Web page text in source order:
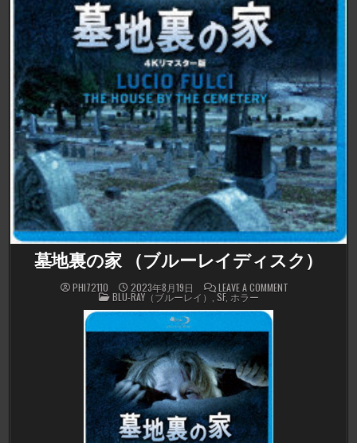
墓地裏の家 （ブルーレイディスク）
PHI72110 2023年8月19日 LEAVE A COMMENT
POSTED
IN
BLU-RAY（ブルーレイ）,SF,ホラー